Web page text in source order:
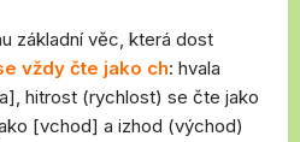
základní věc, která dost
vždy čte jako ch: hvala
hitrost (rychlost) se čte jako
[vchod] a izhod (východ)